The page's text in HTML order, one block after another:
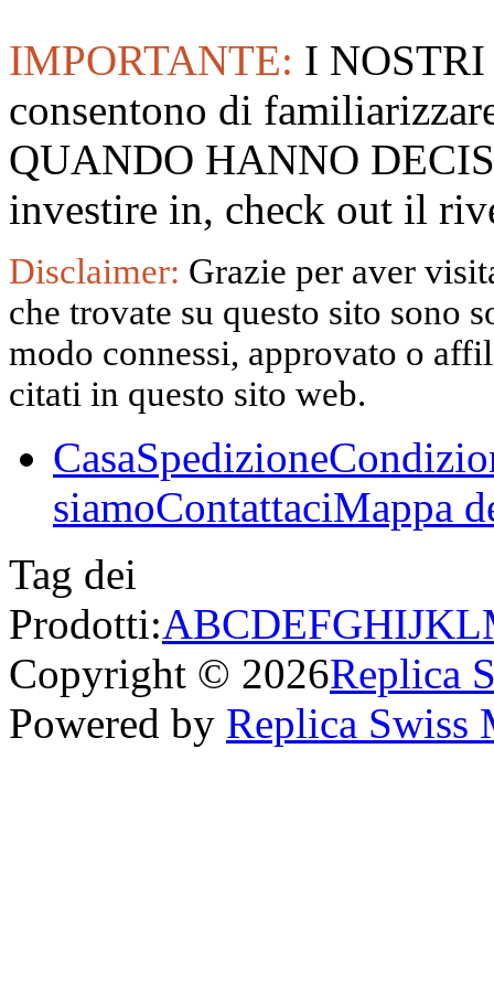
IMPORTANTE: I
consentono di
QUANDO HANNO
investire in, check out il
Disclaimer: Grazie per aver
che trovate su questo sito sono
modo connessi, approvato o
citati in questo sito web.
CasaSpedizione
siamoContattaciMappa
Tag dei
Prodotti:ABCDEFGHIJKL
Copyright © 2026Replica
Powered by Replica Swiss